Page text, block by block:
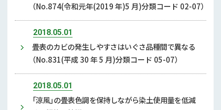
（No.874(令和元年(2019 年)5 月)分類コード 02-07）
2018.05.01
畳表のカビの発生しやすさはいぐさ品種間で異なる
（No.831(平成 30 年 5 月)分類コード 05-07）
2018.05.01
「涼風」の畳表色調を保持しながら染土使用量を低減